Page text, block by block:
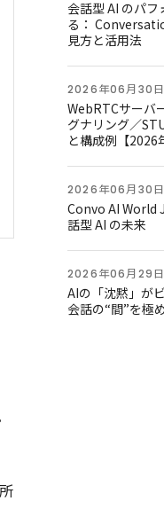
会話型 AI のパ
る：
見方と活用法
2026年06月30日
WebRTCサーバ
グナリング／
と構成例【2026
2026年06月30日
Convo AI World
話型 AI の未来
2026年06月29日
AIの「沈黙」が
会話の“間”を極